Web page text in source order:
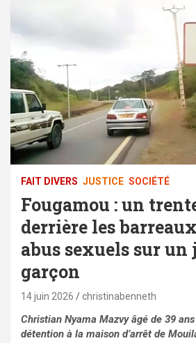
FAIT DIVERS JUSTICE SOCIÉTÉ
Fougamou : un
derrière les
abus sexuels sur un
garçon
14 juin 2026 christinabenneth
Christian Nyama Mazvy âgé de 39
détention à la maison d’arrêt de